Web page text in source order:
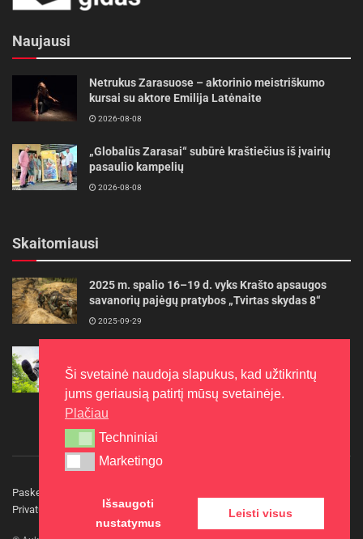
Naujausi
Netrukus Zarasuose – aktorinio meistriškumo
kursai su aktore Emilija Latėnaite
2026-08-08
„Globalūs Zarasai“ subūrė kraštiečius iš įvairių
pasaulio kampelių
2026-08-08
Skaitomiausi
2025 m. spalio 16–19 d. vyks Krašto apsaugos
savanorių pajėgų pratybos „Tvirtas skydas 8“
2025-09-29
ilgiau
2022-06-27
Paskelbkite naujieną
Privatumo politika
Kontaktai
Ši svetainė naudoja slapukus, kad užtikrintų
jums geriausią patirtį mūsų svetainėje.
Plačiau
Techniniai
Techniniai
Marketingo
Marketingo
Išsaugoti
nustatymus
Leisti visus